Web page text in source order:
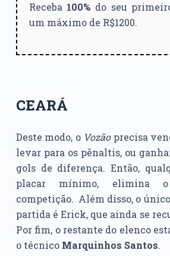
Receba 100% do seu
um máximo de R$1200.
CEARÁ
Deste modo, o Vozãoprecisa
levar para os pênaltis, ou
gols de diferença. Então,
placar mínimo, elimina
competição. Além disso, o
partida é Erick, que ainda se
Por fim, o restante do elenco
o técnicoMarquinhos Santos.